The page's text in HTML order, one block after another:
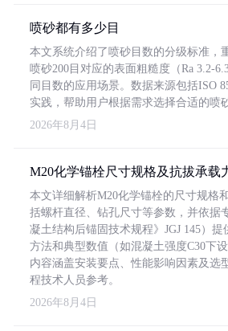
喷砂都有多少目
本文系统介绍了喷砂目数的分级标准，
喷砂200目对应的表面粗糙度（Ra 3.2-
同目数的应用场景。数据来源包括ISO
实践，帮助用户根据需求选择合适的喷
2026年8月4日
M20化学锚栓尺寸规格及抗拔承载
本文详细解析M20化学锚栓的尺寸规格
括螺杆直径、钻孔尺寸等参数，并依据
凝土结构后锚固技术规程》JGJ 145）
方法和典型数值（如混凝土强度C30下设
内容涵盖安装要点、性能影响因素及选
程技术人员参考。
2026年8月4日